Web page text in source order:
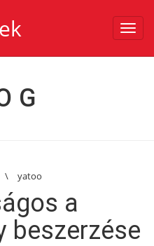
\ yatoo
a
beszerzése